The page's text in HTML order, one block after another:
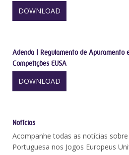
DOWNLOAD
Adenda | Regulamento de Apuramento
Competições EUSA
DOWNLOAD
Notícias
Acompanhe todas as notícias
Portuguesa nos Jogos Europeus